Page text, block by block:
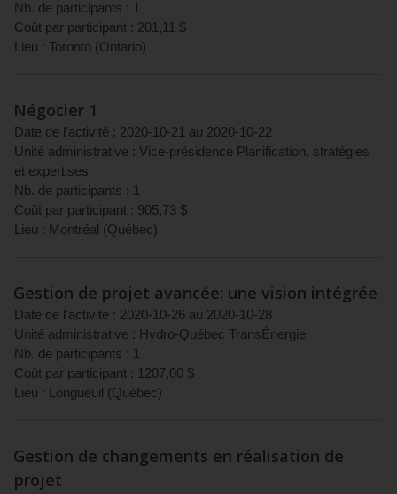
Nb. de participants : 1
Coût par participant : 201,11 $
Lieu : Toronto (Ontario)
Négocier 1
Date de l'activité : 2020-10-21 au 2020-10-22
Unité administrative : Vice-présidence Planification, stratégies
et expertises
Nb. de participants : 1
Coût par participant : 905,73 $
Lieu : Montréal (Québec)
Gestion de projet avancée: une vision intégrée
Date de l'activité : 2020-10-26 au 2020-10-28
Unité administrative : Hydro-Québec TransÉnergie
Nb. de participants : 1
Coût par participant : 1207,00 $
Lieu : Longueuil (Québec)
Gestion de changements en réalisation de
projet